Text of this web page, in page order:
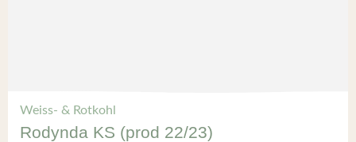
Weiss- & Rotkohl
Rodynda KS (prod 22/23)